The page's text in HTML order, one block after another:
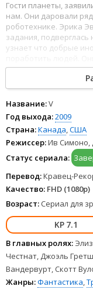
Гости планеты,
нам. Они даровали
роботехнике. Эрика
задания,
узнает что добрые
двойников в
информации.
онлайн бесплатно в
полностью на русском
Название:V
Год выхода:2009
Страна:Канада,США
Режиссер:Ив Симоно,
Статус сериала:
Перевод:Кравец-
Качество: FHD (1080p)
Возраст: Сериал для
7.1
В главных ролях:
Честнат, Джоэль
Вандервурт, Скотт
Жанры:Фантастика,